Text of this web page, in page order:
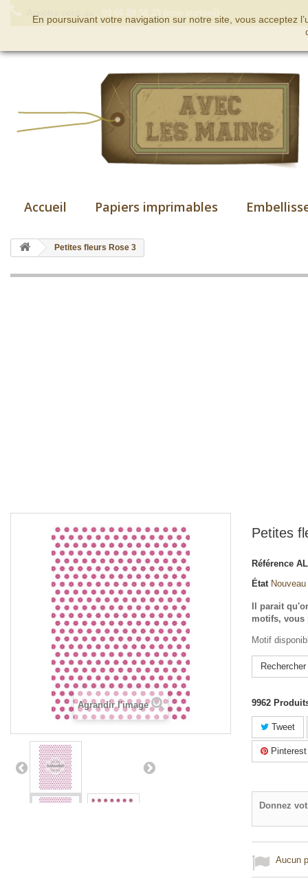
Accueil Papiers imprimables
Petites fleurs Rose 3
Agrandir l'image
Petites
Référence
État Nouveau
Il parait
motifs, vous
Motif
9962
Tweet
Pinterest
Donnez
Aucun
En poursuivant votre navigation sur notre site, vous acceptez